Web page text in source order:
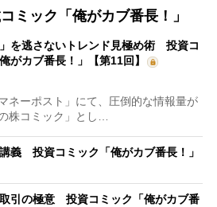
ミック「俺がカブ番長！」
」を逃さないトレンド見極め術 投資コ
がカブ番長！」【第11回】
ネーポスト」にて、圧倒的な情報量が
株コミック」とし…
義 投資コミック「俺がカブ番長！」
引の極意 投資コミック「俺がカブ番